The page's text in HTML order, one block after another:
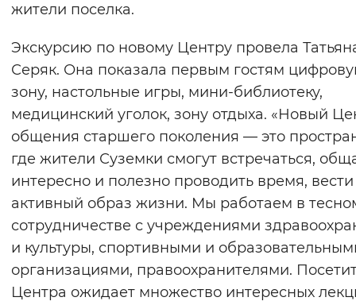
Воспроизвести
Вернуть стандартные настройки
жители поселка.
Экскурсию по новому Центру провела
Серяк. Она показала первым гостям
зону, настольные игры, мини-библиотеку,
медицинский уголок, зону отдыха. «Новый
общения старшего поколения — это
где жители Суземки смогут встречаться,
интересно и полезно проводить время, вести
активный образ жизни. Мы работаем в
сотрудничестве с учреждениями
и культуры, спортивными и
организациями, правоохранителями.
Центра ожидает множество интересных